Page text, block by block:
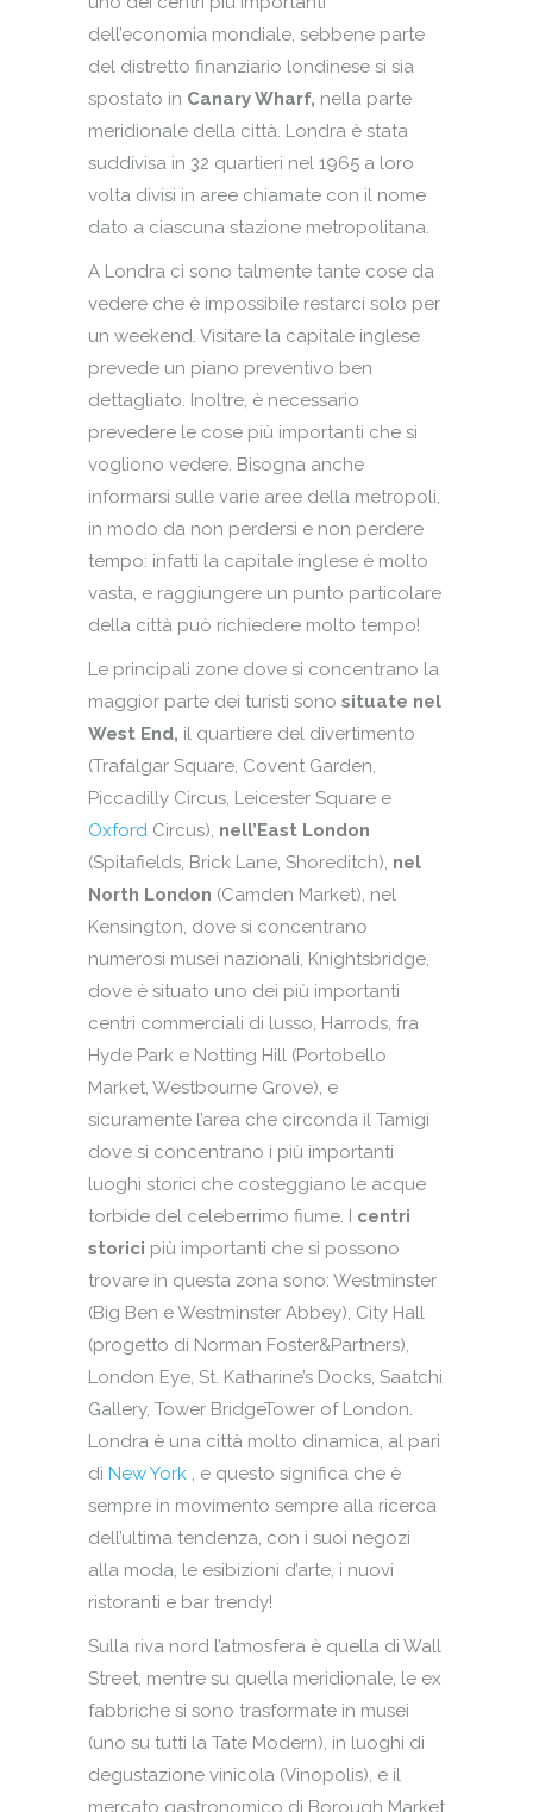
dell’economia mondiale, sebbene parte
del distretto finanziario londinese si sia
spostato in Canary Wharf, nella parte
meridionale della città. Londra è stata
suddivisa in 32 quartieri nel 1965 a loro
volta divisi in aree chiamate con il nome
dato a ciascuna stazione metropolitana.
A Londra ci sono talmente tante cose da
vedere che è impossibile restarci solo per
un weekend. Visitare la capitale inglese
prevede un piano preventivo ben
dettagliato. Inoltre, è necessario
prevedere le cose più importanti che si
vogliono vedere. Bisogna anche
informarsi sulle varie aree della metropoli,
in modo da non perdersi e non perdere
tempo: infatti la capitale inglese è molto
vasta, e raggiungere un punto particolare
della città può richiedere molto tempo!
Le principali zone dove si concentrano la
maggior parte dei turisti sono situate nel
West End, il quartiere del divertimento
(Trafalgar Square, Covent Garden,
Piccadilly Circus, Leicester Square e
Oxford Circus), nell’East London
(Spitafields, Brick Lane, Shoreditch), nel
North London (Camden Market), nel
Kensington, dove si concentrano
numerosi musei nazionali, Knightsbridge,
dove è situato uno dei più importanti
centri commerciali di lusso, Harrods, fra
Hyde Park e Notting Hill (Portobello
Market, Westbourne Grove), e
sicuramente l’area che circonda il Tamigi
dove si concentrano i più importanti
luoghi storici che costeggiano le acque
torbide del celeberrimo fiume. I centri
storici più importanti che si possono
trovare in questa zona sono: Westminster
(Big Ben e Westminster Abbey), City Hall
(progetto di Norman Foster&Partners),
London Eye, St. Katharine’s Docks, Saatchi
Gallery, Tower BridgeTower of London.
Londra è una città molto dinamica, al pari
di New York , e questo significa che è
sempre in movimento sempre alla ricerca
dell’ultima tendenza, con i suoi negozi
alla moda, le esibizioni d’arte, i nuovi
ristoranti e bar trendy!
Sulla riva nord l’atmosfera è quella di Wall
Street, mentre su quella meridionale, le ex
fabbriche si sono trasformate in musei
(uno su tutti la Tate Modern), in luoghi di
degustazione vinicola (Vinopolis), e il
mercato gastronomico di Borough Market